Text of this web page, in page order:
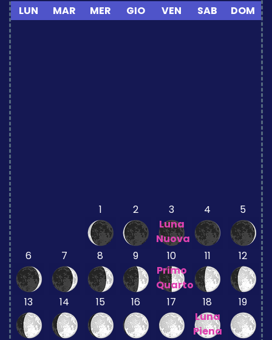
LUN MAR MER GIO VEN SAB DOM
1 2
3
Luna
Nuova
4 5
6 7 8 9
10
Primo
Quarto
11 12
13 14 15 16 17
18
Luna
Piena
19